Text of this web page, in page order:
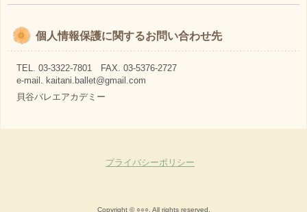
個人情報保護に関するお問い合わせ先
TEL. 03-3322-7801 FAX. 03-5376-2727
e-mail. kaitani.ballet@gmail.com
貝谷バレエアカデミー
プライバシーポリシー
Copyright © ○○○, All rights reserved.